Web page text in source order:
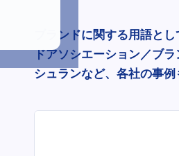
ブランドに関する用語と
ドアソシエーション／ブ
シュランなど、各社の事例